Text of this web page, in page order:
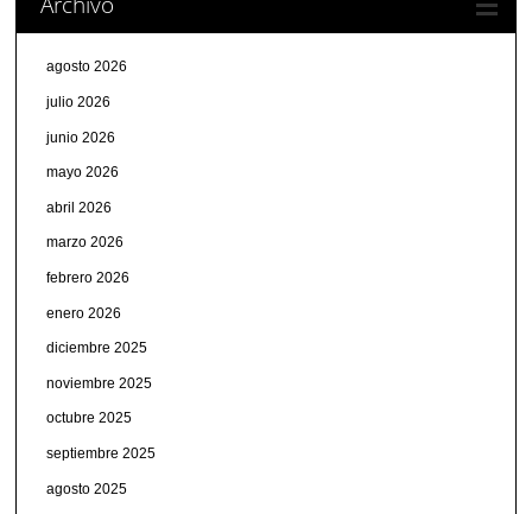
agosto 2026
julio 2026
junio 2026
mayo 2026
abril 2026
marzo 2026
febrero 2026
enero 2026
diciembre 2025
noviembre 2025
octubre 2025
septiembre 2025
agosto 2025